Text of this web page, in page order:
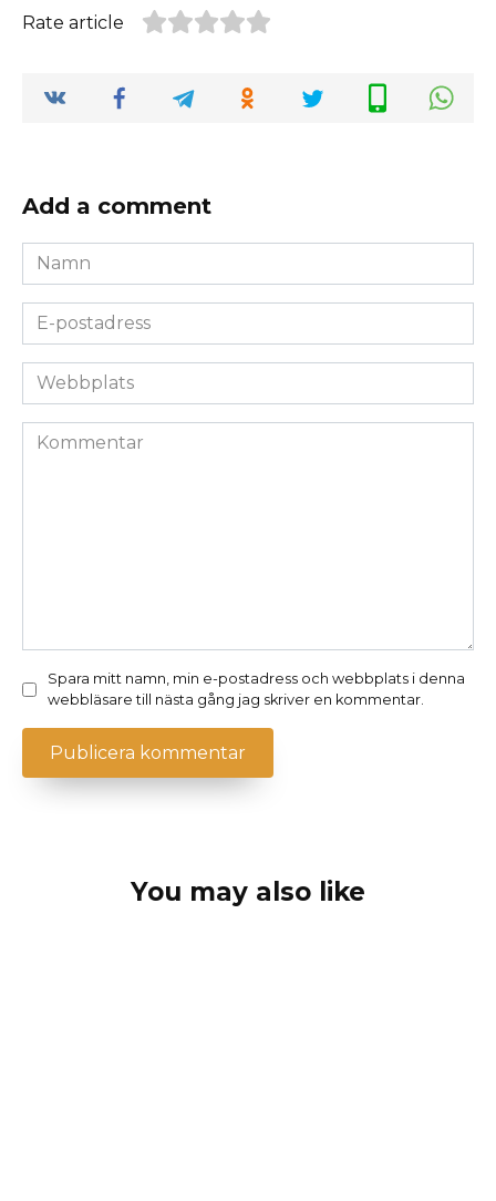
Rate article
Add a comment
Namn
*
E-
postadress
*Webbplats
Kommentar
Spara mitt namn, min e-postadress och webbplats i denna
webbläsare till nästa gång jag skriver en kommentar.
You may also like